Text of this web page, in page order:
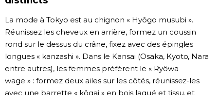
La mode à Tokyo est au chignon « Hyôgo musubi ».
Réunissez les cheveux en arrière, formez un coussin
rond sur le dessus du crâne, fixez avec des épingles
longues « kanzashi ». Dans le Kansai (Osaka, Kyoto, Nara
entre autres), les femmes préfèrent le « Ryôwa
wage » : formez deux ailes sur les côtés, réunissez-les
avec une barrette « kôgai » en bois laqué et tissu, et